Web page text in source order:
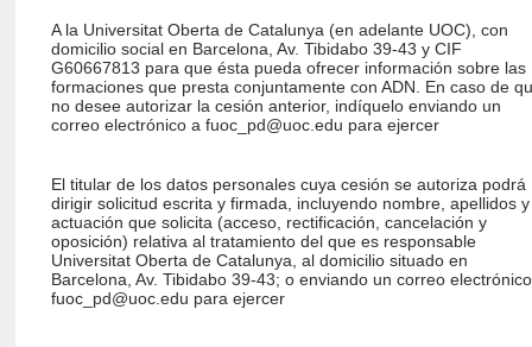
A la Universitat Oberta de Catalunya (en adelante UOC), con
domicilio social en Barcelona, Av. Tibidabo 39-43 y CIF
G60667813 para que ésta pueda ofrecer información sobre las
formaciones que presta conjuntamente con ADN. En caso de
no desee autorizar la cesión anterior, indíquelo enviando un
correo electrónico afuoc_pd@uoc.edu para ejercer
El titular de los datos personales cuya cesión se autoriza podrá
dirigir solicitud escrita y firmada, incluyendo nombre, apellidos y
actuación que solicita (acceso, rectificación, cancelación y
oposición) relativa al tratamiento del que es responsable
Universitat Oberta de Catalunya, al domicilio situado en
Barcelona, Av. Tibidabo 39-43; o enviando un correo
fuoc_pd@uoc.edu para ejercer